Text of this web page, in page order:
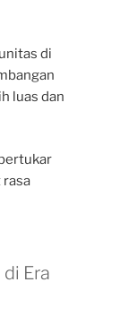
di
luas dan
Era